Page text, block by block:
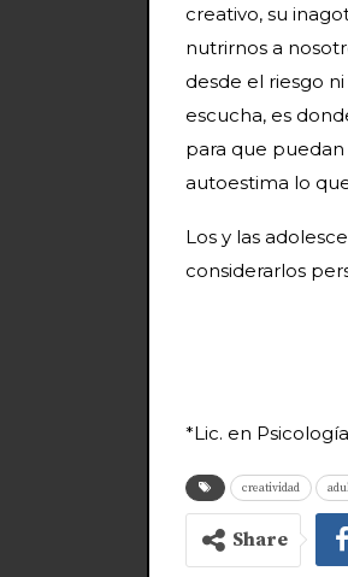
creativo, su
nutrirnos a
desde el riesgo
escucha, es
para que
autoestima lo
Los y las
considerarlos
*Lic. en
creatividad
Share